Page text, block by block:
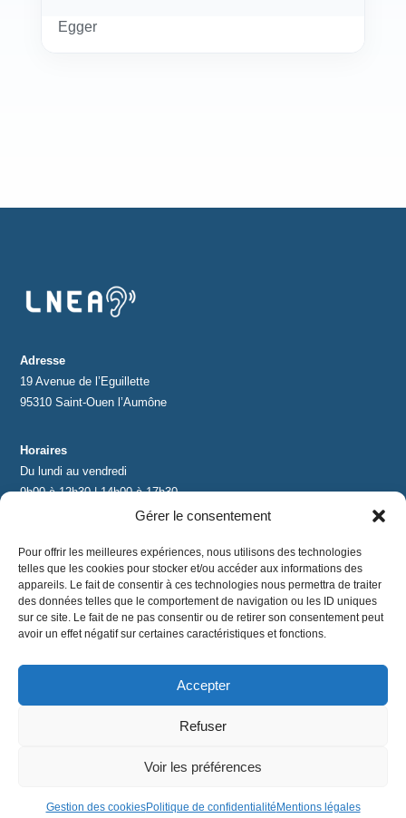
Gérer le consentement
Pour offrir les meilleures expériences, nous utilisons des technologies
telles que les cookies pour stocker et/ou accéder aux informations des
appareils. Le fait de consentir à ces technologies nous permettra de traiter
des données telles que le comportement de navigation ou les ID uniques
sur ce site. Le fait de ne pas consentir ou de retirer son consentement peut
avoir un effet négatif sur certaines caractéristiques et fonctions.
Accepter
Refuser
Voir les préférences
Gestion des cookiesPolitique de confidentialité Mentions légales
Egger
Adresse
19 Avenue de l’Eguillette
95310 Saint-Ouen l’Aumône
Horaires
Du lundi au vendredi
9h00 à 12h30 | 14h00 à 17h30
contact@lnea-audition.com
+33 (0)1 34 67 67 17
Mentions légales